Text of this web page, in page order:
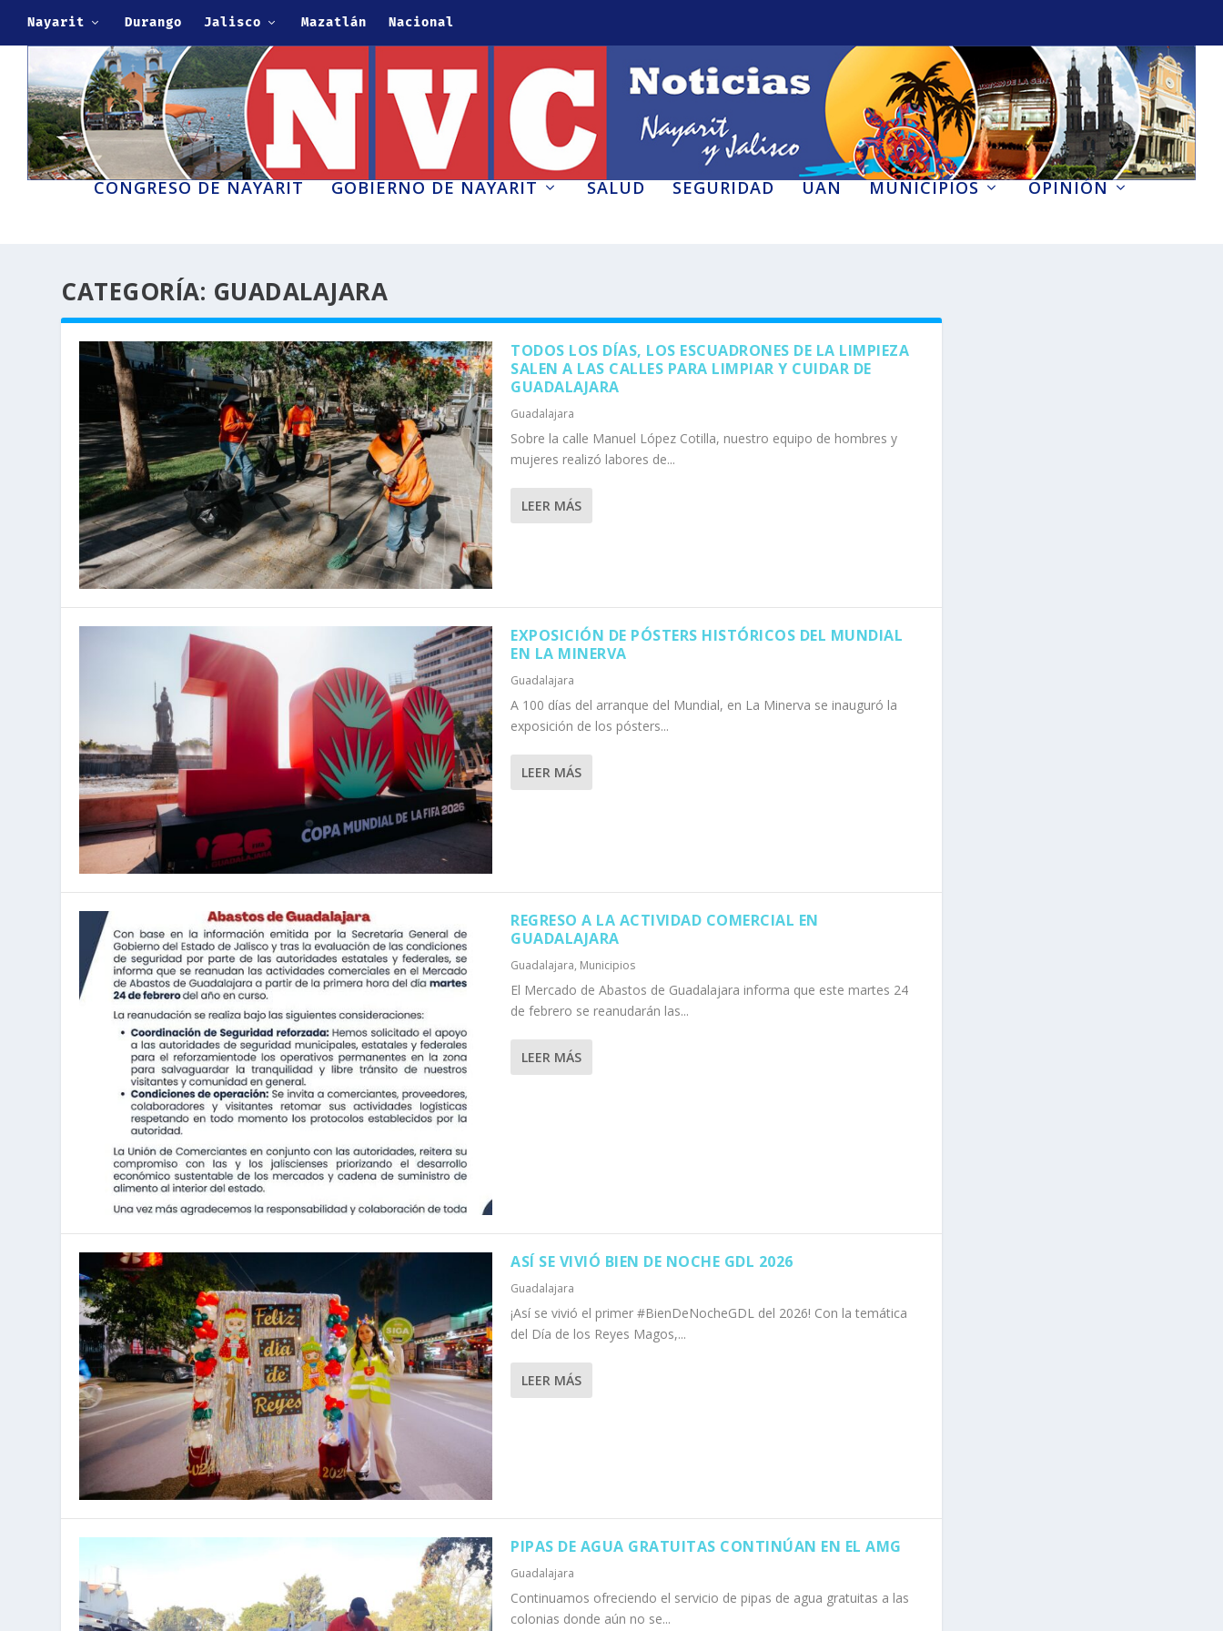
Nayarit Durango Jalisco Mazatlán Nacional
CONGRESO DE NAYARIT GOBIERNO DE NAYARIT SALUD SEGURIDAD UAN MUNICIPIOS OPINIÓN
CATEGORÍA: GUADALAJARA
TODOS LOS DÍAS, LOS ESCUADRONES DE LA LIMPIEZA
SALEN A LAS CALLES PARA LIMPIAR Y CUIDAR DE
GUADALAJARA
Guadalajara
Sobre la calle Manuel López Cotilla, nuestro equipo de hombres y
mujeres realizó labores de...
LEER MÁS
EXPOSICIÓN DE PÓSTERS HISTÓRICOS DEL MUNDIAL
EN LA MINERVA
Guadalajara
A 100 días del arranque del Mundial, en La Minerva se inauguró la
exposición de los pósters...
LEER MÁS
REGRESO A LA ACTIVIDAD COMERCIAL EN
GUADALAJARA
Guadalajara, Municipios
El Mercado de Abastos de Guadalajara informa que este martes 24
de febrero se reanudarán las...
LEER MÁS
ASÍ SE VIVIÓ BIEN DE NOCHE GDL 2026
Guadalajara
¡Así se vivió el primer #BienDeNocheGDL del 2026! Con la temática
del Día de los Reyes Magos,...
LEER MÁS
PIPAS DE AGUA GRATUITAS CONTINÚAN EN EL AMG
Guadalajara
Continuamos ofreciendo el servicio de pipas de agua gratuitas a las
colonias donde aún no se...